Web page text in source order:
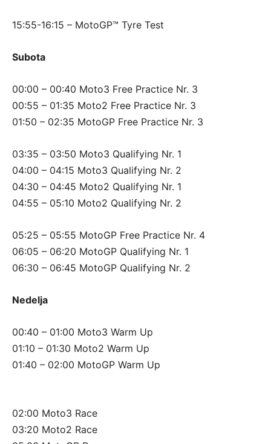
15:55-16:15 – MotoGP™ Tyre Test
Subota
00:00 – 00:40 Moto3 Free Practice Nr. 3
00:55 – 01:35 Moto2 Free Practice Nr. 3
01:50 – 02:35 MotoGP Free Practice Nr. 3
03:35 – 03:50 Moto3 Qualifying Nr. 1
04:00 – 04:15 Moto3 Qualifying Nr. 2
04:30 – 04:45 Moto2 Qualifying Nr. 1
04:55 – 05:10 Moto2 Qualifying Nr. 2
05:25 – 05:55 MotoGP Free Practice Nr. 4
06:05 – 06:20 MotoGP Qualifying Nr. 1
06:30 – 06:45 MotoGP Qualifying Nr. 2
Nedelja
00:40 – 01:00 Moto3 Warm Up
01:10 – 01:30 Moto2 Warm Up
01:40 – 02:00 MotoGP Warm Up
02:00 Moto3 Race
03:20 Moto2 Race